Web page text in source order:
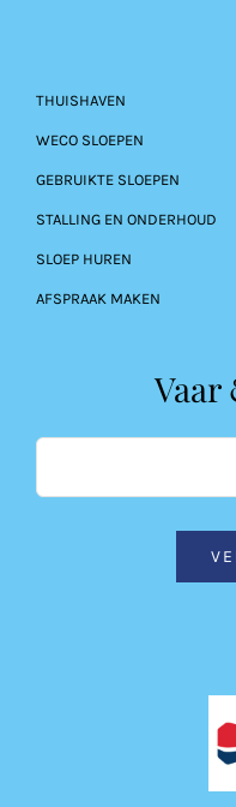
THUISHAVEN
WECO SLOEPEN
GEBRUIKTE SLOEPEN
STALLING EN ONDERHOUD
SLOEP HUREN
AFSPRAAK MAKEN
Vaar